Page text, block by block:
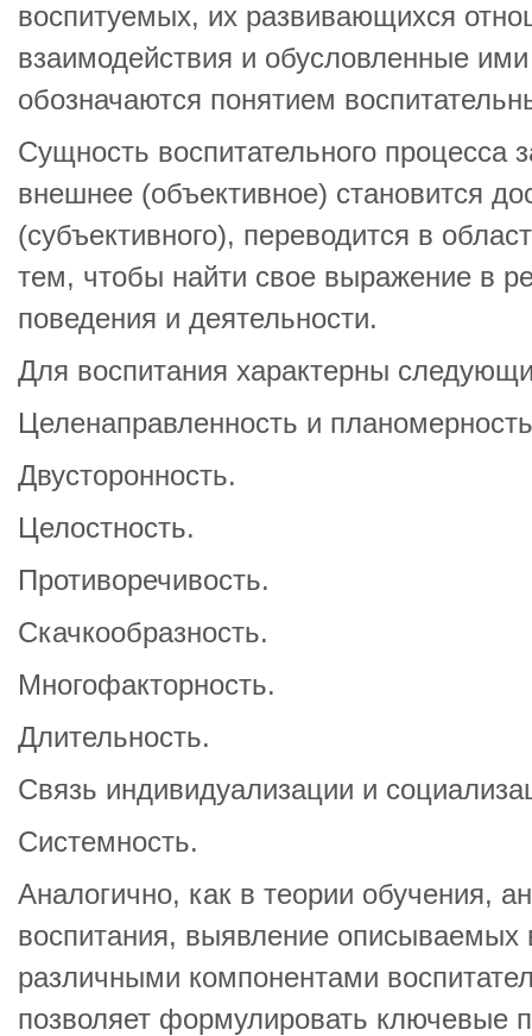
воспитуемых, их развивающихся
взаимодействия и обусловленные
обозначаются понятием
Сущность воспитательного процесса
внешнее (объективное) становится
(субъективного), переводится в
тем, чтобы найти свое выражение в
поведения и деятельности.
Для воспитания характерны
Целенаправленность и
Двусторонность.
Целостность.
Противоречивость.
Скачкообразность.
Многофакторность.
Длительность.
Связь индивидуализации и
Системность.
Аналогично, как в теории обучения,
воспитания, выявление описываемых
различными компонентами
позволяет формулировать ключевые